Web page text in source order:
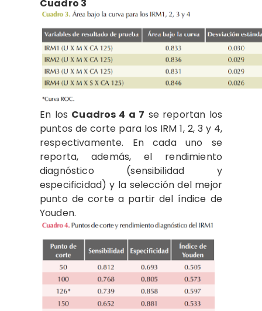
Cuadro 3
En los Cuadros 4 a 7 se reportan los
puntos de corte para los IRM 1, 2, 3 y 4,
respectivamente. En cada uno se
reporta, además, el rendimiento
diagnóstico (sensibilidad y
especificidad) y la selección del mejor
punto de corte a partir del índice de
Youden.